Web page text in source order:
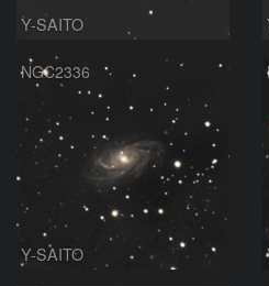
Y-SAITO
NGC2336
Y-SAITO